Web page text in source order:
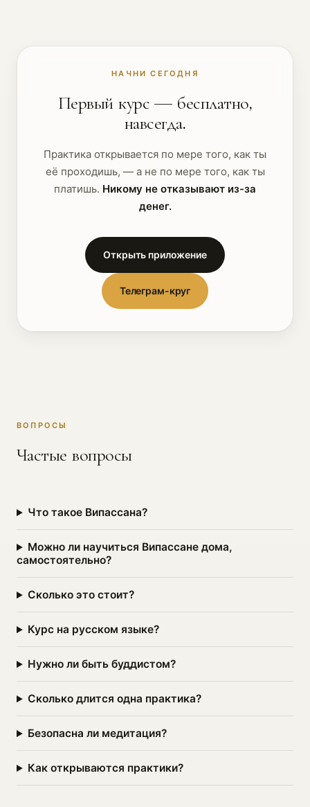
НАЧНИ СЕГОДНЯ
Первый курс — бесплатно,
навсегда.
Практика открывается по мере того, как ты
её проходишь, — а не по мере того, как ты
платишь. Никому не отказывают из-за
денег.
Открыть приложение
Телеграм-круг
ВОПРОСЫ
Частые вопросы
Что такое Випассана?
Можно ли научиться Випассане дома,
самостоятельно?
Сколько это стоит?
Курс на русском языке?
Нужно ли быть буддистом?
Сколько длится одна практика?
Безопасна ли медитация?
Как открываются практики?